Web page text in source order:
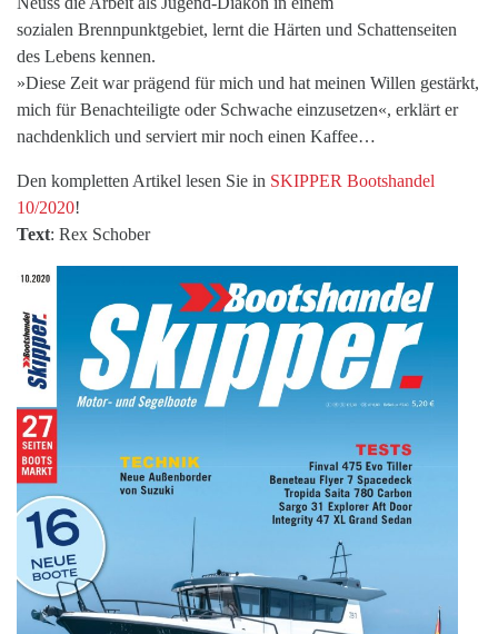
sozialen Brennpunktgebiet, lernt die Härten und Schattenseiten
des Lebens kennen.
»Diese Zeit war prägend für mich und hat meinen Willen gestärkt,
mich für Benachteiligte oder Schwache einzusetzen«, erklärt er
nachdenklich und serviert mir noch einen Kaffee…
Den kompletten Artikel lesen Sie in SKIPPER Bootshandel
10/2020!
Text: Rex Schober